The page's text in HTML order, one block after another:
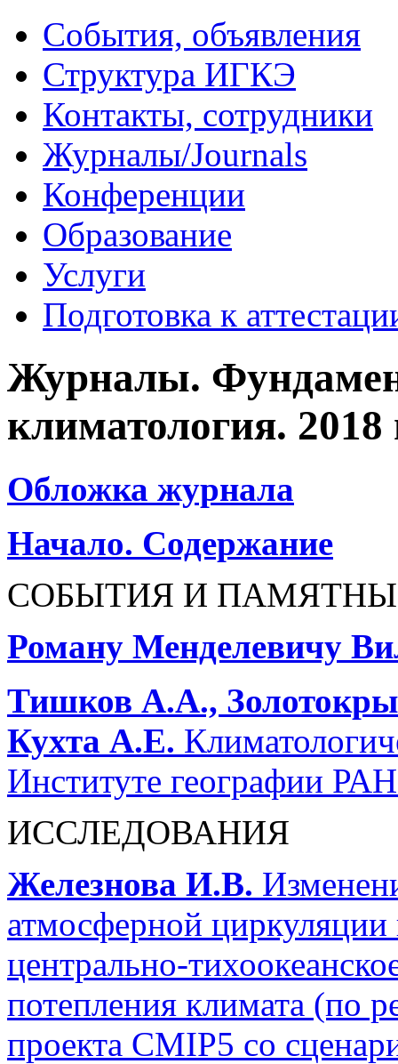
События, объявления
Структура ИГКЭ
Контакты, сотрудники
Журналы/Journals
Конференции
Образование
Услуги
Подготовка к
Журналы.
климатология. 2018
Обложка журнала
Начало. Содержание
СОБЫТИЯ И
Роману Менделевичу
Тишков А.А.,
Кухта А.Е.
Институте географии
ИССЛЕДОВАНИЯ
Железнова И.В.
атмосферной циркуляции
центрально-
потепления климата (по
проекта CMIP5 со